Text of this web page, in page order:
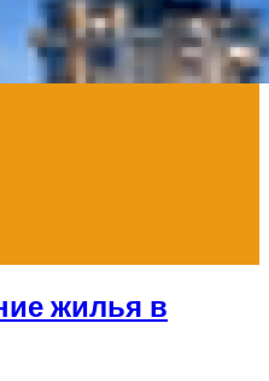
жилья в